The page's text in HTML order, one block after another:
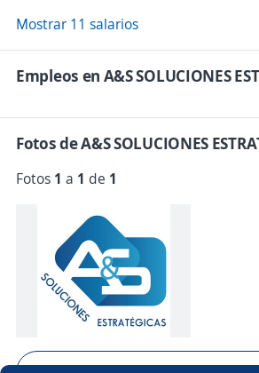
Mostrar 11 salarios
Empleos en A&S SOLUCIONES
Fotos de A&S SOLUCIONES
Fotos 1 a 1 de 1